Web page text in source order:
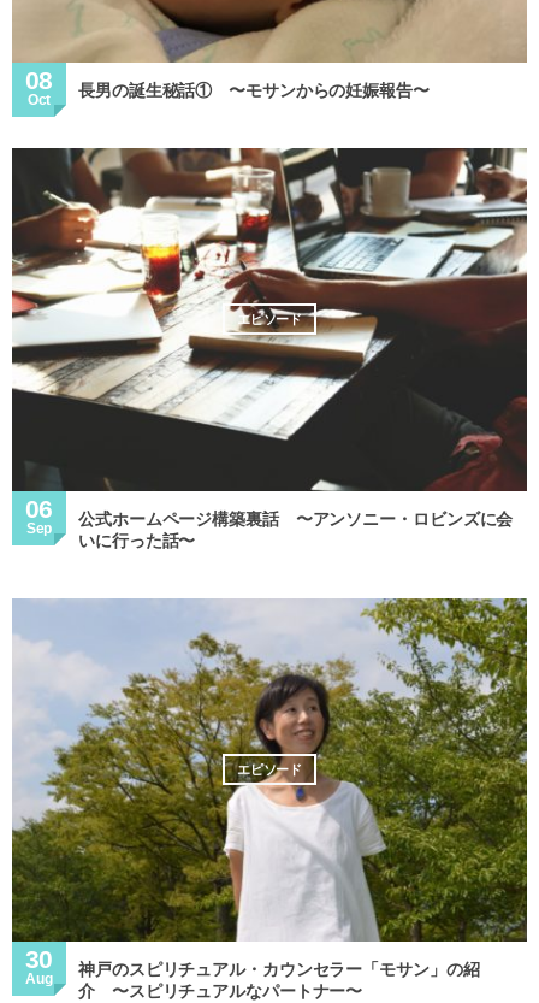
08
Oct 長男の誕生秘話① 〜モサンからの妊娠報告〜
エピソード
06
Sep
公式ホームページ構築裏話 〜アンソニー・ロビンズに会
いに行った話〜
エピソード
30
Aug
神戸のスピリチュアル・カウンセラー「モサン」の紹
介 〜スピリチュアルなパートナー〜